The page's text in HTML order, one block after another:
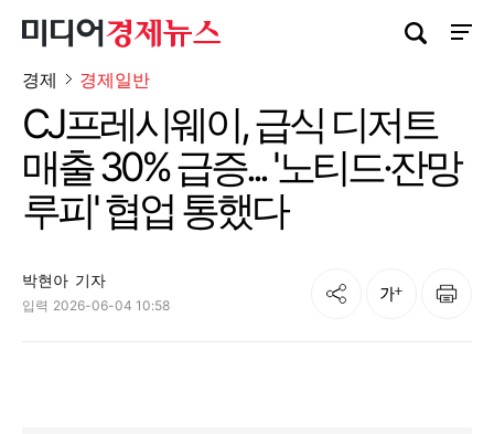
사이
검색창 열기
경제 경제일반
CJ프레시웨이, 급식 디저트
매출 30% 급증... '노티드·잔망
루피' 협업 통했다
박현아 기자
입력 2026-06-04 10:58
공유 글자크기 인쇄